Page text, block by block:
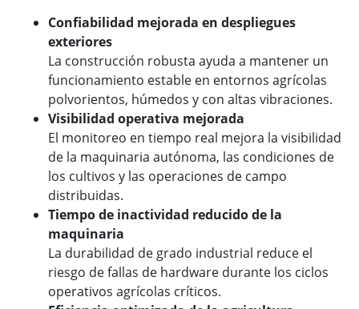
Confiabilidad mejorada en despliegues
exteriores
La construcción robusta ayuda a mantener un
funcionamiento estable en entornos agrícolas
polvorientos, húmedos y con altas vibraciones.
Visibilidad operativa mejorada
El monitoreo en tiempo real mejora la visibilidad
de la maquinaria autónoma, las condiciones de
los cultivos y las operaciones de campo
distribuidas.
Tiempo de inactividad reducido de la
maquinaria
La durabilidad de grado industrial reduce el
riesgo de fallas de hardware durante los ciclos
operativos agrícolas críticos.